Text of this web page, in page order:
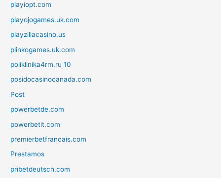
playiopt.com
playojogames.uk.com
playzillacasino.us
plinkogames.uk.com
poliklinika4rm.ru 10
posidocasinocanada.com
Post
powerbetde.com
powerbetit.com
premierbetfrancais.com
Prestamos
pribetdeutsch.com